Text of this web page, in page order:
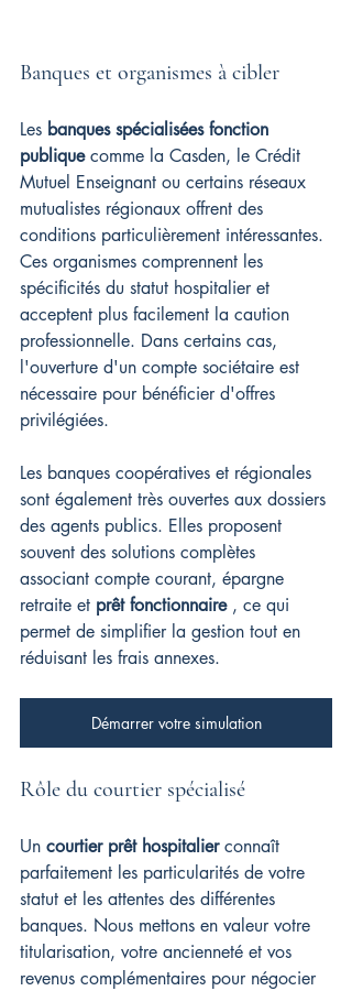
Banques et organismes à cibler
Les banques spécialisées fonction
publique comme la Casden, le Crédit
Mutuel Enseignant ou certains réseaux
mutualistes régionaux offrent des
conditions particulièrement intéressantes.
Ces organismes comprennent les
spécificités du statut hospitalier et
acceptent plus facilement la caution
professionnelle. Dans certains cas,
l'ouverture d'un compte sociétaire est
nécessaire pour bénéficier d'offres
privilégiées.
Les banques coopératives et régionales
sont également très ouvertes aux dossiers
des agents publics. Elles proposent
souvent des solutions complètes
associant compte courant, épargne
retraite et prêt fonctionnaire , ce qui
permet de simplifier la gestion tout en
réduisant les frais annexes.
Démarrer votre simulation
Rôle du courtier spécialisé
Un courtier prêt hospitalier connaît
parfaitement les particularités de votre
statut et les attentes des différentes
banques. Nous mettons en valeur votre
titularisation, votre ancienneté et vos
revenus complémentaires pour négocier